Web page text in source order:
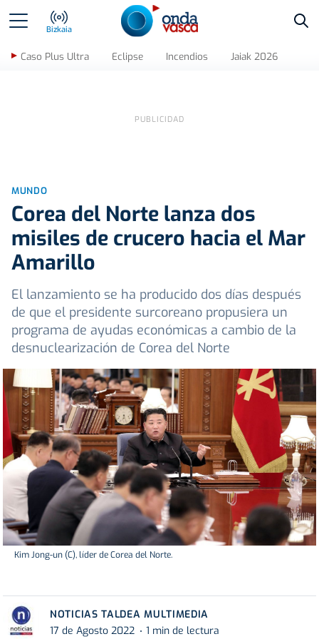
Bizkaia
Caso Plus Ultra Eclipse Incendios Jaiak 2026
MUNDO
Corea del Norte lanza dos
misiles de crucero hacia el Mar
Amarillo
El lanzamiento se ha producido dos días después
de que el presidente surcoreano propusiera un
programa de ayudas económicas a cambio de la
desnuclearización de Corea del Norte
Kim Jong-un (C), líder de Corea del Norte.
NOTICIAS TALDEA MULTIMEDIA
17 de Agosto 2022
1 min de lectura